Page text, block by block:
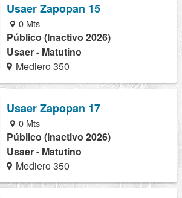
Usaer Zapopan 15
0 Mts
Público (Inactivo 2026)
Usaer - Matutino
Mediero 350
Usaer Zapopan 17
0 Mts
Público (Inactivo 2026)
Usaer - Matutino
Mediero 350